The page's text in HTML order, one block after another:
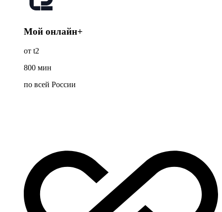
Мой онлайн+
от t2
800 мин
по всей России